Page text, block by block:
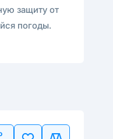
защиту от
погоды.